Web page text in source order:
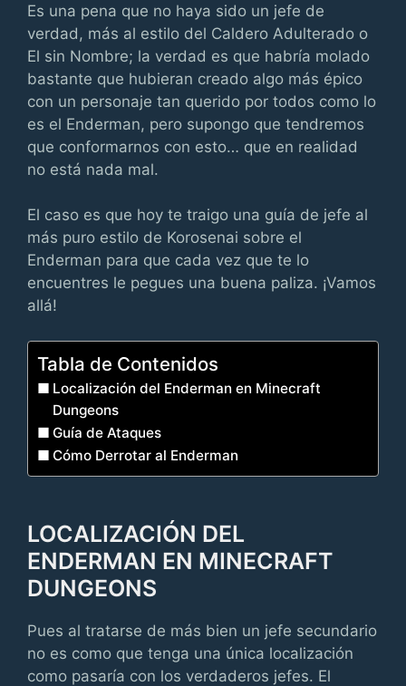
Es una pena que no haya sido un jefe de
verdad, más al estilo del Caldero Adulterado o
El sin Nombre; la verdad es que habría molado
bastante que hubieran creado algo más épico
con un personaje tan querido por todos como lo
es el Enderman, pero supongo que tendremos
que conformarnos con esto… que en realidad
no está nada mal.
El caso es que hoy te traigo una guía de jefe al
más puro estilo de Korosenai sobre el
Enderman para que cada vez que te lo
encuentres le pegues una buena paliza. ¡Vamos
allá!
Tabla de Contenidos
Localización del Enderman en Minecraft
Dungeons
Guía de Ataques
Cómo Derrotar al Enderman
LOCALIZACIÓN DEL
ENDERMAN EN MINECRAFT
DUNGEONS
Pues al tratarse de más bien un jefe secundario
no es como que tenga una única localización
como pasaría con los verdaderos jefes. El